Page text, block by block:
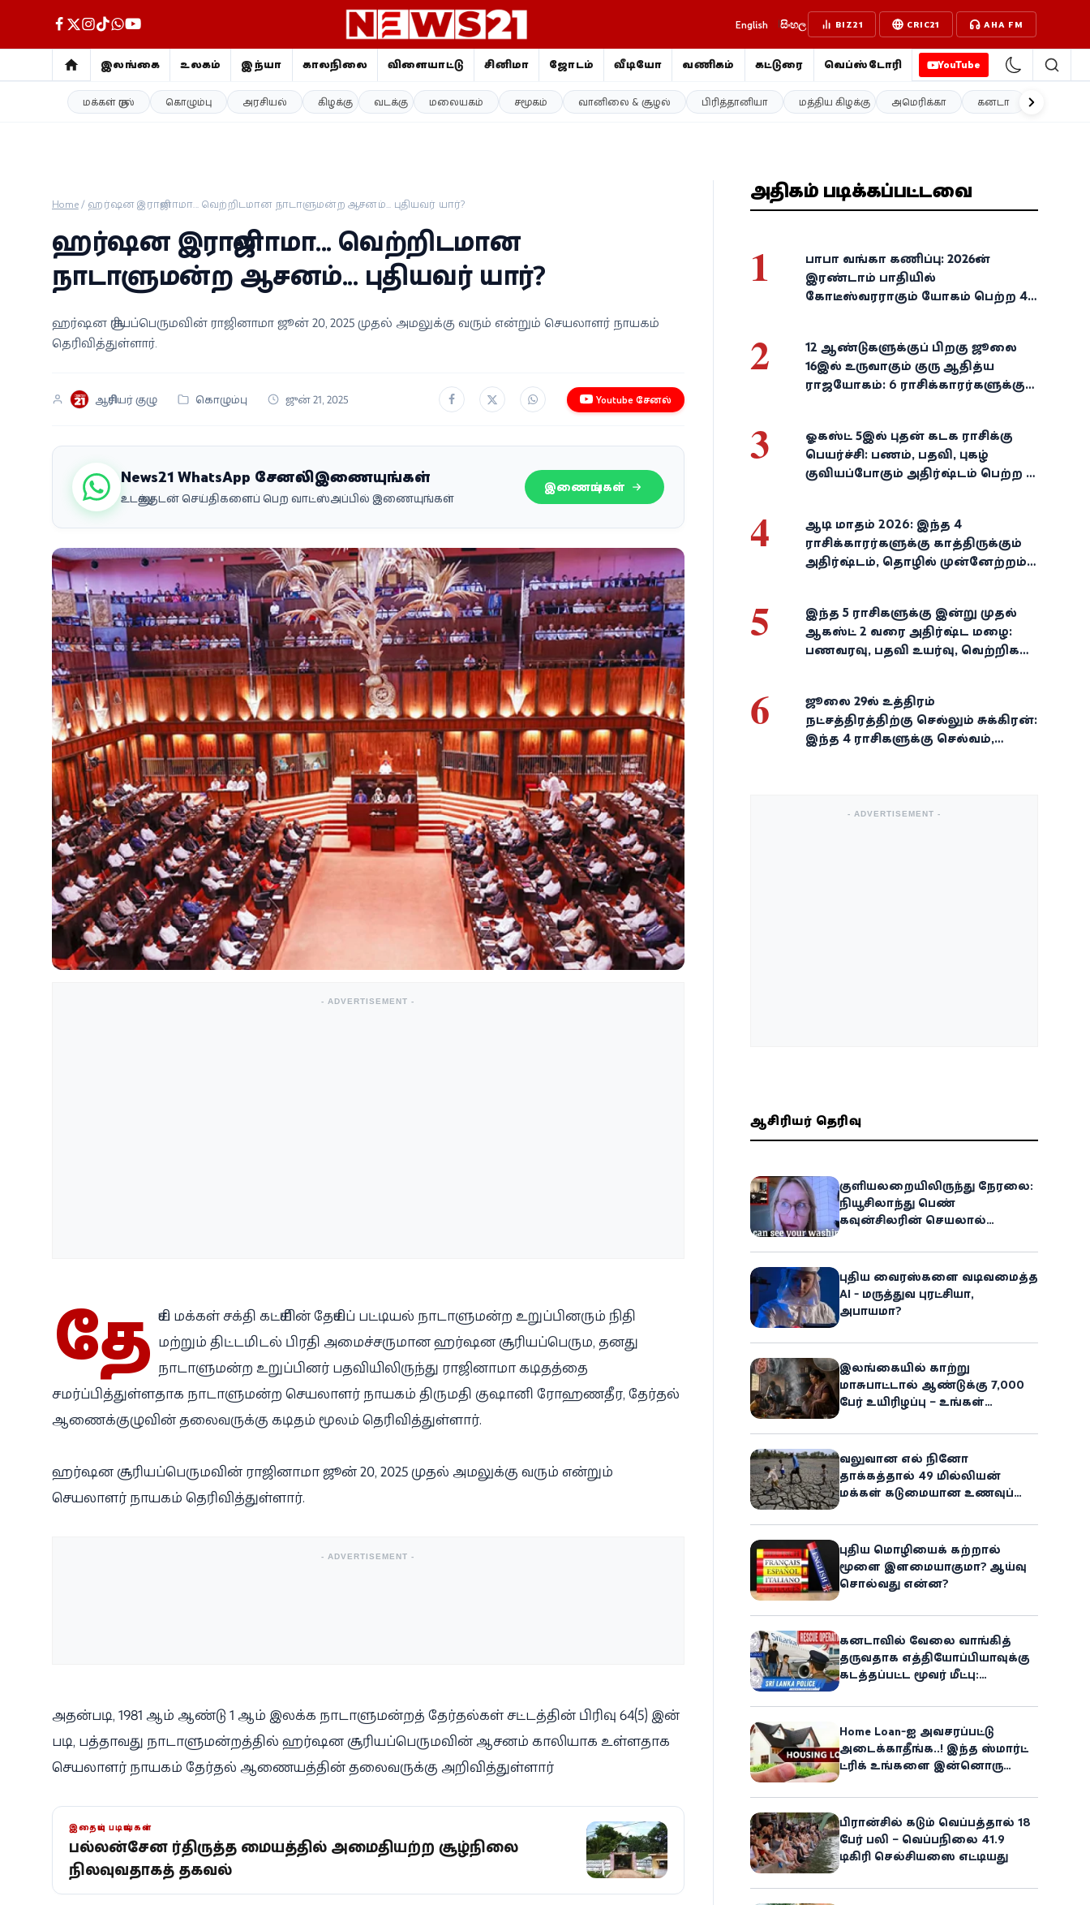
English සිංහල BIZ21 CRIC21 AHA FM
இலங்கை உலகம் இந்தியா காலநிலை விளையாட்டு சினிமா ஜோதிடம் வீடியோ வணிகம் கட்டுரை வெப்ஸ்டோரி YouTube
மக்கள் குரல் கொழும்பு அரசியல் கிழக்கு வடக்கு மலையகம் சமூகம் வானிலை & சூழல் பிரித்தானியா மத்திய கிழக்கு அமெரிக்கா கனடா
இலங்கை
விளையாட்டு
ஜோதிடம்
வெப்ஸ்டோரி
தமிழ்
Home/ ஹர்ஷன இராஜினாமா... வெற்றிடமான நாடாளுமன்ற ஆசனம்... புதியவர் யார்?
ஹர்ஷன இராஜினாமா... வெற்றிடமான
நாடாளுமன்ற ஆசனம்... புதியவர் யார்?
ஹர்ஷன சூரியப்பெருமவின் ராஜினாமா ஜூன் 20, 2025 முதல் அமலுக்கு வரும் என்றும் செயலாளர் நாயகம்
தெரிவித்துள்ளார்.
ஆசிரியர் குழு கொழும்பு ஜுன் 21, 2025 Youtube சேனல்
News21 WhatsApp சேனலில் இணையுங்கள்
உடனுக்குடன் செய்திகளைப் பெற வாட்ஸ்அப்பில் இணையுங்கள்
இணையுங்கள்
- ADVERTISEMENT -
தே சிய மக்கள் சக்தி கட்சியின் தேசியப் பட்டியல் நாடாளுமன்ற உறுப்பினரும் நிதி
மற்றும் திட்டமிடல் பிரதி அமைச்சருமான ஹர்ஷன சூரியப்பெரும, தனது
நாடாளுமன்ற உறுப்பினர் பதவியிலிருந்து ராஜினாமா கடிதத்தை
சமர்ப்பித்துள்ளதாக நாடாளுமன்ற செயலாளர் நாயகம் திருமதி குஷானி ரோஹணதீர, தேர்தல்
ஆணைக்குழுவின் தலைவருக்கு கடிதம் மூலம் தெரிவித்துள்ளார்.
ஹர்ஷன சூரியப்பெருமவின் ராஜினாமா ஜூன் 20, 2025 முதல் அமலுக்கு வரும் என்றும்
செயலாளர் நாயகம் தெரிவித்துள்ளார்.
- ADVERTISEMENT -
அதன்படி, 1981 ஆம் ஆண்டு 1 ஆம் இலக்க நாடாளுமன்றத் தேர்தல்கள் சட்டத்தின் பிரிவு 64(5) இன்
படி, பத்தாவது நாடாளுமன்றத்தில் ஹர்ஷன சூரியப்பெருமவின் ஆசனம் காலியாக உள்ளதாக
செயலாளர் நாயகம் தேர்தல் ஆணையத்தின் தலைவருக்கு அறிவித்துள்ளார்
இதையும் படியுங்கள்
பல்லன்சேன சீர்திருத்த மையத்தில் அமைதியற்ற சூழ்நிலை
நிலவுவதாகத் தகவல்
அதிகம் படிக்கப்பட்டவை
1
பாபா வங்கா கணிப்பு: 2026-ன்
இரண்டாம் பாதியில்
கோடீஸ்வரராகும் யோகம் பெற்ற 4
2
12 ஆண்டுகளுக்குப் பிறகு ஜூலை
16இல் உருவாகும் குரு ஆதித்ய
ராஜயோகம்: 6 ராசிக்காரர்களுக்கு
3
ஓகஸ்ட் 5இல் புதன் கடக ராசிக்கு
பெயர்ச்சி: பணம், பதவி, புகழ்
குவியப்போகும் அதிர்ஷ்டம் பெற்ற 3
4
ஆடி மாதம் 2026: இந்த 4
ராசிக்காரர்களுக்கு காத்திருக்கும்
அதிர்ஷ்டம், தொழில் முன்னேற்றம்,
5
இந்த 5 ராசிகளுக்கு இன்று முதல்
ஆகஸ்ட் 2 வரை அதிர்ஷ்ட மழை:
பணவரவு, பதவி உயர்வு, வெற்றிகள்
6
ஜூலை 29-ல் உத்திரம்
நட்சத்திரத்திற்கு செல்லும் சுக்கிரன்:
இந்த 4 ராசிகளுக்கு செல்வம்,
- ADVERTISEMENT -
ஆசிரியர் தெரிவு
குளியலறையிலிருந்து நேரலை:
நியூசிலாந்து பெண்
கவுன்சிலரின் செயலால்
புதிய வைரஸ்களை வடிவமைத்த
AI - மருத்துவ புரட்சியா,
அபாயமா?
இலங்கையில் காற்று
மாசுபாட்டால் ஆண்டுக்கு 7,000
பேர் உயிரிழப்பு – உங்கள்
ஆபத்து!
வலுவான எல் நினோ
தாக்கத்தால் 49 மில்லியன்
மக்கள் கடுமையான உணவுப்
அபாயம் - உலக உணவுத் திட்டம்
எச்சரிக்கை!
புதிய மொழியைக் கற்றால்
மூளை இளமையாகுமா? ஆய்வு
சொல்வது என்ன?
கனடாவில் வேலை வாங்கித்
தருவதாக எத்தியோப்பியாவுக்கு
கடத்தப்பட்ட மூவர் மீட்பு:
Home Loan-ஐ அவசரப்பட்டு
அடைக்காதீங்க..! இந்த ஸ்மார்ட்
ட்ரிக் உங்களை இன்னொரு
உரிமையாளராக்கலாம்!
பிரான்சில் கடும் வெப்பத்தால் 18
பேர் பலி – வெப்பநிலை 41.9
டிகிரி செல்சியஸை எட்டியது